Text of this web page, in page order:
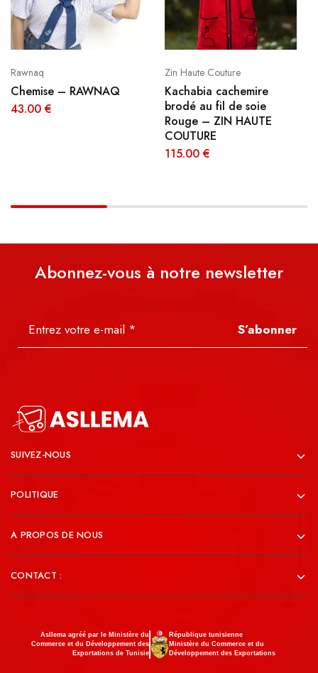
Rawnaq
Chemise – RAWNAQ
43.00 €
Zin Haute Couture
Kachabia cachemire
brodé au fil de soie
Rouge – ZIN HAUTE
COUTURE
115.00 €
Abonnez-vous à notre newsletter
S’abonner
SUIVEZ-NOUS
POLITIQUE
A PROPOS DE NOUS
CONTACT :
Asllema agréé par le Ministère du
Commerce et du Développement des
Exportations de Tunisie
République tunisienne
Ministère du Commerce et du
Développement des Exportations